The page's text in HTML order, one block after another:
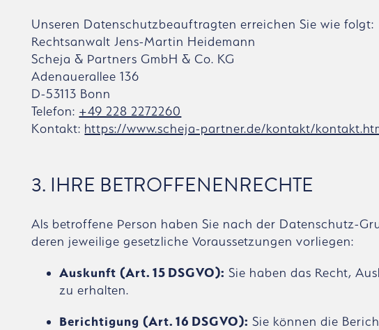
Unseren Datenschutzbeauftragten erreichen Sie wie folgt:
Rechtsanwalt Jens-Martin Heidemann
Scheja & Partners GmbH & Co. KG
Adenauerallee 136
D-53113 Bonn
Telefon: +49 228 2272260
Kontakt: https://www.scheja-partner.de/kontakt/
3. IHRE BETROFFENENRECHTE
Als betroffene Person haben Sie nach der Datenschutz-
deren jeweilige gesetzliche Voraussetzungen vorliegen:
Auskunft (Art. 15 DSGVO):Sie haben das Recht,
zu erhalten.
Berichtigung (Art. 16 DSGVO): Sie können die